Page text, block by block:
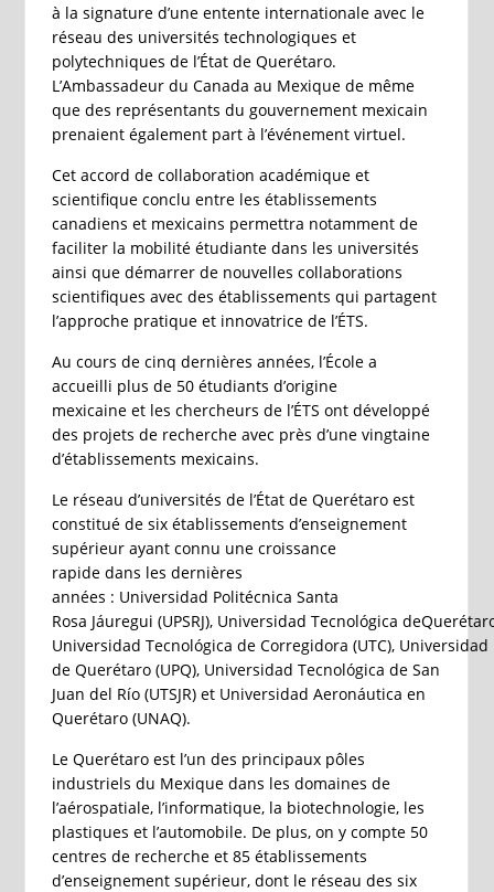
à la signature d’une entente internationale avec le
réseau des universités technologiques et
polytechniques de l’État de Querétaro.
L’Ambassadeur du Canada au Mexique de même
que des représentants du gouvernement mexicain
prenaient également part à l’événement virtuel.
Cet accord de collaboration académique et
scientifique conclu entre les établissements
canadiens et mexicains permettra notamment de
faciliter la mobilité étudiante dans les universités
ainsi que démarrer de nouvelles collaborations
scientifiques avec des établissements qui partagent
l’approche pratique et innovatrice de l’ÉTS.
Au cours de cinq dernières années, l’École a
accueilli plus de 50 étudiants d’origine
mexicaine et les chercheurs de l’ÉTS ont développé
des projets de recherche avec près d’une vingtaine
d’établissements mexicains.
Le réseau d’universités de l’État de Querétaro est
constitué de six établissements d’enseignement
supérieur ayant connu une croissance
rapide dans les dernières
années : Universidad Politécnica Santa
Rosa Jáuregui (UPSRJ), Universidad Tecnológica
Universidad Tecnológica de Corregidora (UTC), Universidad
de Querétaro (UPQ), Universidad Tecnológica de San
Juan del Río (UTSJR) et Universidad Aeronáutica en
Querétaro (UNAQ).
Le Querétaro est l’un des principaux pôles
industriels du Mexique dans les domaines de
l’aérospatiale, l’informatique, la biotechnologie, les
plastiques et l’automobile. De plus, on y compte 50
centres de recherche et 85 établissements
d’enseignement supérieur, dont le réseau des six